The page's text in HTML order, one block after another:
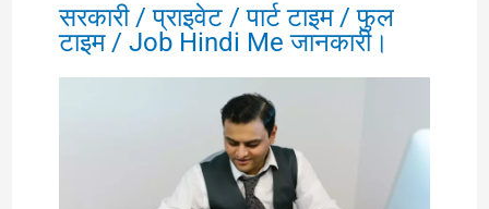
सरकारी / प्राइवेट / पार्ट टाइम / फुल
टाइम / Job Hindi Me जानकारी।